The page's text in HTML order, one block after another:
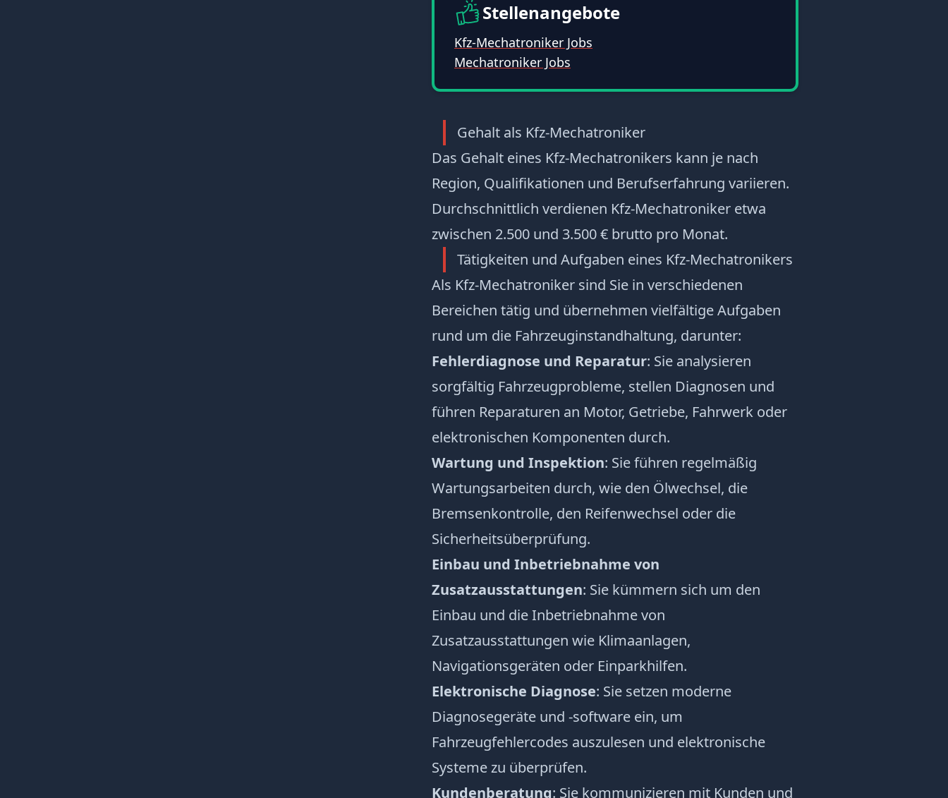
Stellenangebote
Kfz-Mechatroniker Jobs
Mechatroniker Jobs
Gehalt als Kfz-Mechatroniker
Das Gehalt eines Kfz-Mechatronikers kann je nach
Region, Qualifikationen und Berufserfahrung variieren.
Durchschnittlich verdienen Kfz-Mechatroniker etwa
zwischen 2.500 und 3.500 € brutto pro Monat.
Tätigkeiten und Aufgaben eines Kfz-Mechatronikers
Als Kfz-Mechatroniker sind Sie in verschiedenen
Bereichen tätig und übernehmen vielfältige Aufgaben
rund um die Fahrzeuginstandhaltung, darunter:
Fehlerdiagnose und Reparatur: Sie analysieren
sorgfältig Fahrzeugprobleme, stellen Diagnosen und
führen Reparaturen an Motor, Getriebe, Fahrwerk oder
elektronischen Komponenten durch.
Wartung und Inspektion: Sie führen regelmäßig
Wartungsarbeiten durch, wie den Ölwechsel, die
Bremsenkontrolle, den Reifenwechsel oder die
Sicherheitsüberprüfung.
Einbau und Inbetriebnahme von
Zusatzausstattungen: Sie kümmern sich um den
Einbau und die Inbetriebnahme von
Zusatzausstattungen wie Klimaanlagen,
Navigationsgeräten oder Einparkhilfen.
Elektronische Diagnose: Sie setzen moderne
Diagnosegeräte und -software ein, um
Fahrzeugfehlercodes auszulesen und elektronische
Systeme zu überprüfen.
Kundenberatung: Sie kommunizieren mit Kunden und